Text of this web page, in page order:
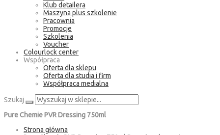
Klub detailera
Maszyna plus szkolenie
Pracownia
Promocje
Szkolenia
Voucher
Colourlock center
Współpraca
Oferta dla sklepu
Oferta dla studia i firm
Współpraca medialna
Szukaj
Pure Chemie PVR Dressing 750ml
Strona główna